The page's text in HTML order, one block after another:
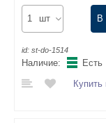
шт В
id: st-do-1514
Наличие:
Есть
Купить